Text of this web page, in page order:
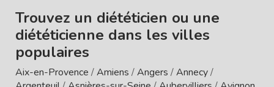
Trouvez un diététicien ou une
diététicienne dans les villes
populaires
Aix-en-Provence /Amiens /Angers /Annecy/